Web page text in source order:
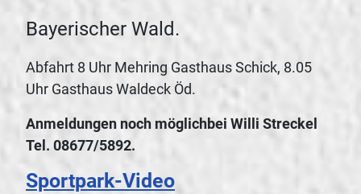
Bayerischer Wald.
Abfahrt 8 Uhr Mehring Gasthaus Schick, 8.05
Uhr Gasthaus Waldeck Öd.
Anmeldungen noch möglichbei Willi Streckel
Tel. 08677/5892.
Sportpark-Video